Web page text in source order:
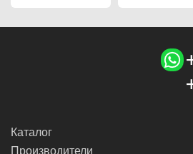
Каталог
Производители